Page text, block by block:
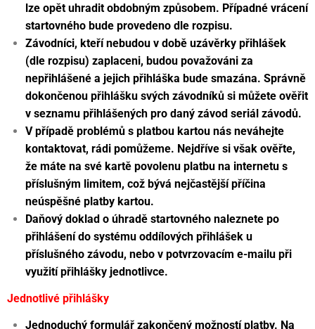
lze opět uhradit obdobným způsobem. Případné vrácení
startovného bude provedeno dle rozpisu.
Závodníci, kteří nebudou v době uzávěrky přihlášek
(dle rozpisu) zaplaceni, budou považováni za
nepřihlášené a jejich přihláška bude smazána. Správně
dokončenou přihlášku svých závodníků si můžete ověřit
v seznamu přihlášených pro daný závod seriál závodů.
V případě problémů s platbou kartou nás neváhejte
kontaktovat, rádi pomůžeme. Nejdříve si však ověřte,
že máte na své kartě povolenu platbu na internetu s
příslušným limitem, což bývá nejčastější příčina
neúspěšné platby kartou.
Daňový doklad o úhradě startovného naleznete po
přihlášení do systému oddílových přihlášek u
příslušného závodu, nebo v potvrzovacím e-mailu při
využití přihlášky jednotlivce.
Jednotlivé přihlášky
Jednoduchý formulář zakončený možností platby. Na